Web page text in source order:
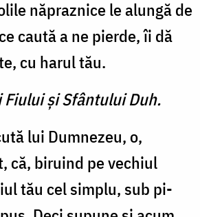
năpraznice le alungă de
caută a ne pierde, îi dă
cu harul tău.
Fiului şi Sfântului Duh.
lui Dum­nezeu, o,
că, biruind pe vechiul
tău cel simplu, sub pi­